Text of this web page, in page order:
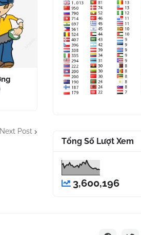
Next Post
Tổng Số Lượt Xem
3,600,196